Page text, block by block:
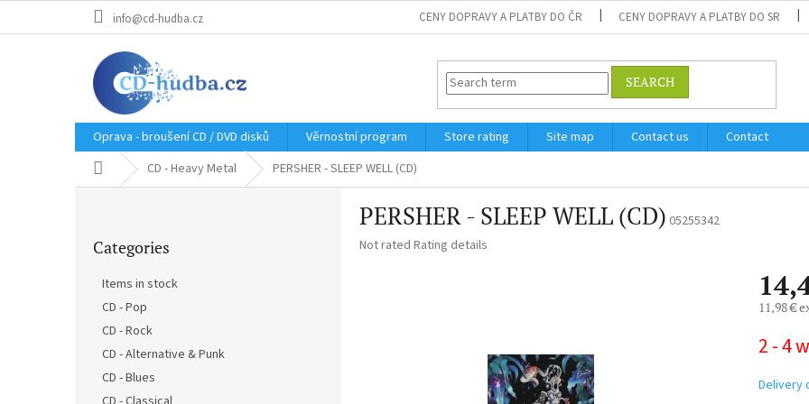
info@cd-hudba.cz CENY DOPRAVY A PLATBY DO ČR CENY DOPRAVY A PLATBY DO SR
SEARCH
Oprava - broušení CD / DVD disků Věrnostní program Store rating Site map Contact us
Contact
Home CD - Heavy Metal PERSHER - SLEEP WELL (CD)
categories
Categories
Items in stock
CD - Pop
CD - Rock
CD - Alternative & Punk
CD - Blues
PERSHER - SLEEP WELL (CD) 05255342
The
Not rated Rating details
11,98 €
price:
2 - 4
Delivery